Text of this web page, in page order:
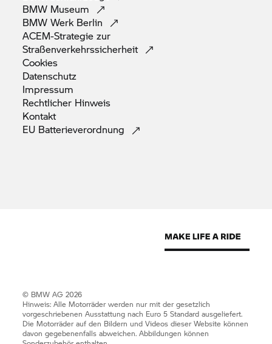
BMW Museum
BMW Werk Berlin
ACEM-Strategie zur
Straßenverkehrssicherheit
Cookies
Datenschutz
Impressum
Rechtlicher Hinweis
Kontakt
EU Batterieverordnung
© BMW AG 2026
Hinweis: Alle Motorräder werden nur mit der gesetzlich
vorgeschriebenen Ausstattung nach Euro 5 Standard ausgeliefert.
Die Motorräder auf den Bildern und Videos dieser Website können
davon gegebenenfalls abweichen. Abbildungen können